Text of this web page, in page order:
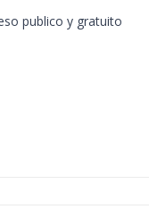
publico y gratuito